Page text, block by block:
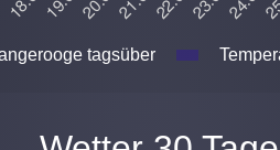
tagsüber